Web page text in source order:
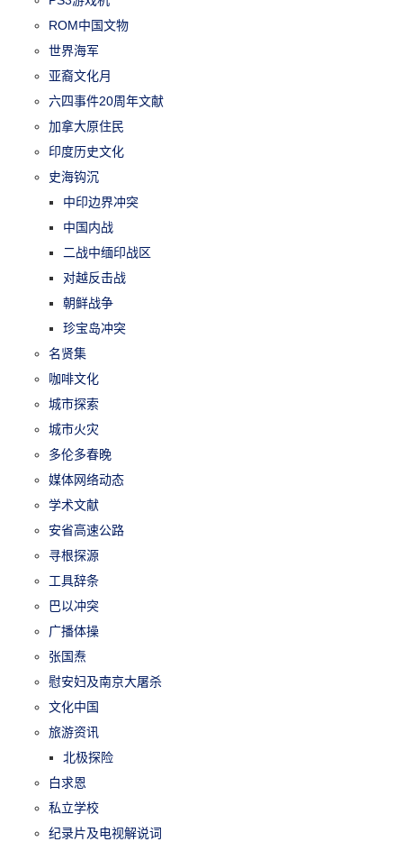
ROM中国文物
世界海军
亚裔文化月
六四事件20周年文献
加拿大原住民
印度历史文化
史海钩沉
中印边界冲突
中国内战
二战中缅印战区
对越反击战
朝鲜战争
珍宝岛冲突
名贤集
咖啡文化
城市探索
城市火灾
多伦多春晚
媒体网络动态
学术文献
安省高速公路
寻根探源
工具辞条
巴以冲突
广播体操
张国焘
慰安妇及南京大屠杀
文化中国
旅游资讯
北极探险
白求恩
私立学校
纪录片及电视解说词